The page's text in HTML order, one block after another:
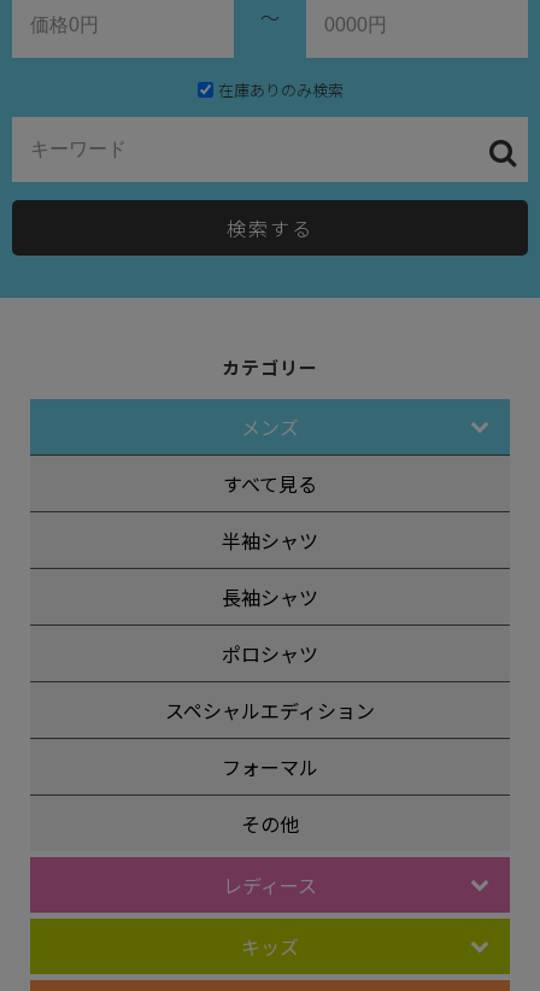
～
在庫ありのみ検索
検索する
カテゴリー
メンズ
すべて見る
半袖シャツ
長袖シャツ
ポロシャツ
スペシャルエディション
フォーマル
その他
レディース
キッズ